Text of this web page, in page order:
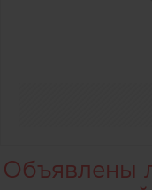
Объявлены